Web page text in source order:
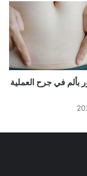
بألم في جرح العملية